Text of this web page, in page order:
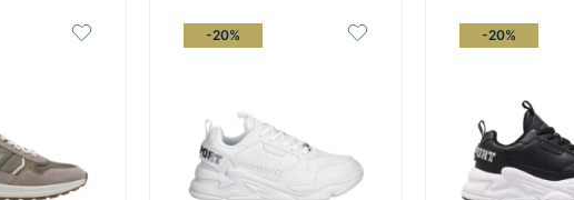
-20% -20%